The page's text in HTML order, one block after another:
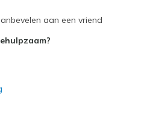
aan een vriend